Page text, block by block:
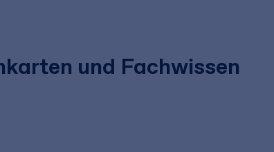
und Fachwissen